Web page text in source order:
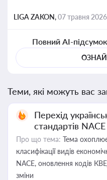
LIGA ZAKON,07 травня 2026
Повний AI-
Теми, які можуть вас
Перехід
стандартів NACE
Про що тема: Тема
класифікації видів
NACE, оновлення кодів
зміни